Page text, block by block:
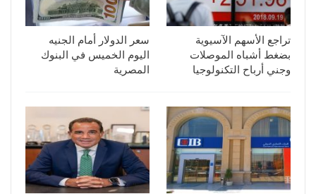
تراجع الأسهم الآسيوية
بضغط أشباه الموصلات
وجني أرباح التكنولوجيا
سعر الدولار أمام الجنيه
اليوم الخميس في البنوك
المصرية